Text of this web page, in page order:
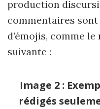
production
commentaires
d’émojis, comme
suivante :
Image 2 :
rédigés